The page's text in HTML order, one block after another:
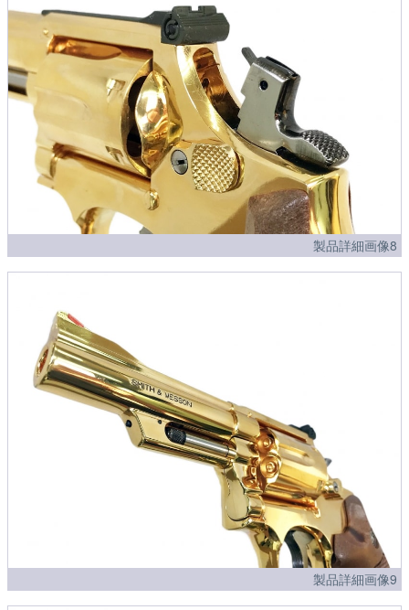
製品詳細画像8
製品詳細画像9